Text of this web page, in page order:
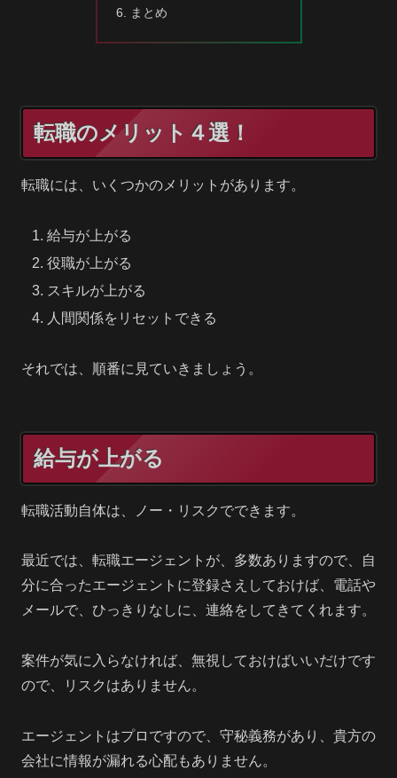
まとめ
転職のメリット４選！
転職には、いくつかのメリットがあります。
給与が上がる
役職が上がる
スキルが上がる
人間関係をリセットできる
それでは、順番に見ていきましょう。
給与が上がる
転職活動自体は、ノー・リスクでできます。
最近では、転職エージェントが、多数ありますので、自
分に合ったエージェントに登録さえしておけば、電話や
メールで、ひっきりなしに、連絡をしてきてくれます。
案件が気に入らなければ、無視しておけばいいだけです
ので、リスクはありません。
エージェントはプロですので、守秘義務があり、貴方の
会社に情報が漏れる心配もありません。